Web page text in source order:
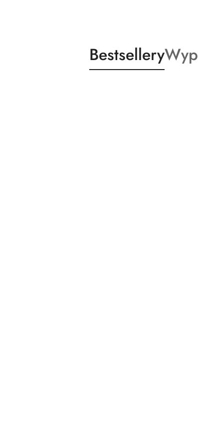
Pomiń karuzelę produktów
Produkty
o
Bestsellery
o